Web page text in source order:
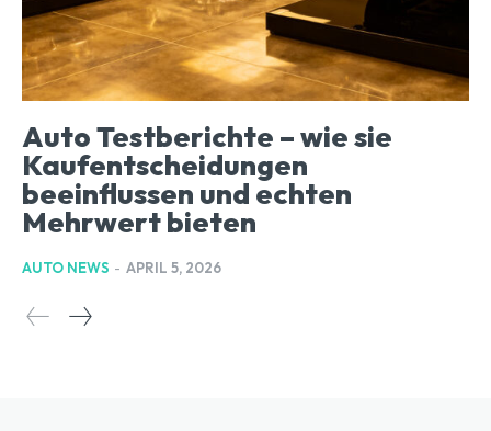
Auto Testberichte – wie sie
Kaufentscheidungen
beeinflussen und echten
Mehrwert bieten
AUTO NEWS - APRIL 5, 2026